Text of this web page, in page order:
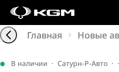
Главная Новые
В наличии · Сатурн-Р-Авто ·